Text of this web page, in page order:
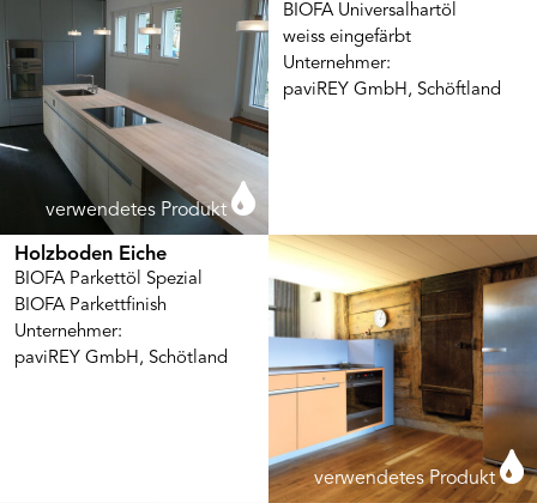
verwendetes Produkt
BIOFA Universalhartöl
weiss eingefärbt
Unternehmer:
paviREY GmbH, Schöftland
verwendetes Produkt
Holzboden Eiche
BIOFA Parkettöl Spezial
BIOFA Parkettfinish
Unternehmer:
paviREY GmbH, Schötland